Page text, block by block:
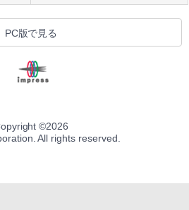
PC版で見る
©2026
All rights reserved.